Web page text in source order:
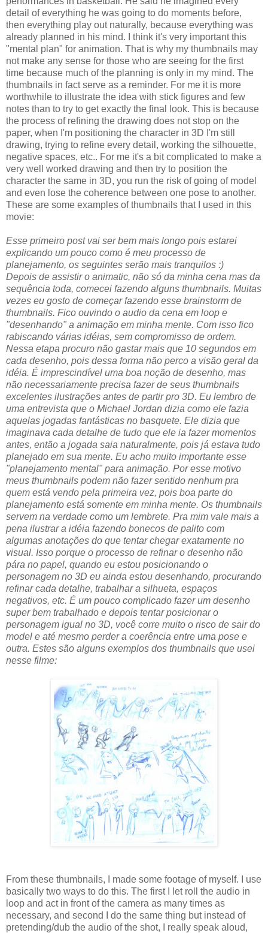
detail of everything he was going to do moments before,
then everything play out naturally, because everything was
already planned in his mind. I think it's very important this
"mental plan" for animation. That is why my thumbnails may
not make any sense for those who are seeing for the first
time because much of the planning is only in my mind. The
thumbnails in fact serve as a reminder. For me it is more
worthwhile to illustrate the idea with stick figures and few
notes than to try to get exactly the final look. This is because
the process of refining the drawing does not stop on the
paper, when I'm positioning the character in 3D I'm still
drawing, trying to refine every detail, working the silhouette,
negative spaces, etc.. For me it's a bit complicated to make a
very well worked drawing and then try to position the
character the same in 3D, you run the risk of going of model
and even lose the coherence between one pose to another.
These are some examples of thumbnails that I used in this
movie:
Esse primeiro post vai ser bem mais longo pois estarei
explicando um pouco como é meu processo de
planejamento, os seguintes serão mais tranquilos :)
Depois de assistir o animatic, não só da minha cena mas da
sequência toda, comecei fazendo alguns thumbnails. Muitas
vezes eu gosto de começar fazendo esse brainstorm de
thumbnails. Fico ouvindo o audio da cena em loop e
"desenhando" a animação em minha mente. Com isso fico
rabiscando várias idéias, sem compromisso de ordem.
Nessa etapa procuro não gastar mais que 10 segundos em
cada desenho, pois dessa forma não perco a visão geral da
idéia. É imprescindível uma boa noção de desenho, mas
não necessariamente precisa fazer de seus thumbnails
excelentes ilustrações antes de partir pro 3D. Eu lembro de
uma entrevista que o Michael Jordan dizia como ele fazia
aquelas jogadas fantásticas no basquete. Ele dizia que
imaginava cada detalhe de tudo que ele ia fazer momentos
antes, então a jogada saia naturalmente, pois já estava tudo
planejado em sua mente. Eu acho muito importante esse
"planejamento mental" para animação. Por esse motivo
meus thumbnails podem não fazer sentido nenhum pra
quem está vendo pela primeira vez, pois boa parte do
planejamento está somente em minha mente. Os thumbnails
servem na verdade como um lembrete. Pra mim vale mais a
pena ilustrar a idéia fazendo bonecos de palito com
algumas anotações do que tentar chegar exatamente no
visual. Isso porque o processo de refinar o desenho não
pára no papel, quando eu estou posicionando o
personagem no 3D eu ainda estou desenhando, procurando
refinar cada detalhe, trabalhar a silhueta, espaços
negativos, etc. É um pouco complicado fazer um desenho
super bem trabalhado e depois tentar posicionar o
personagem igual no 3D, você corre muito o risco de sair do
model e até mesmo perder a coerência entre uma pose e
outra. Estes são alguns exemplos dos thumbnails que usei
nesse filme:
From these thumbnails, I made some footage of myself. I use
basically two ways to do this. The first I let roll the audio in
loop and act in front of the camera as many times as
necessary, and second I do the same thing but instead of
pretending/dub the audio of the shot, I really speak aloud,